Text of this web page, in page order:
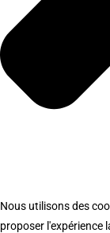
Nous utilisons des
proposer l'expérience